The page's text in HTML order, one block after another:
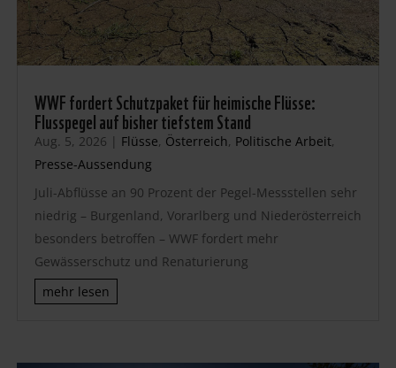
WWF fordert Schutzpaket für heimische Flüsse:
Flusspegel auf bisher tiefstem Stand
Aug. 5, 2026 | Flüsse, Österreich, Politische Arbeit,
Presse-Aussendung
Juli-Abflüsse an 90 Prozent der Pegel-Messstellen sehr
niedrig – Burgenland, Vorarlberg und Niederösterreich
besonders betroffen – WWF fordert mehr
Gewässerschutz und Renaturierung
mehr lesen